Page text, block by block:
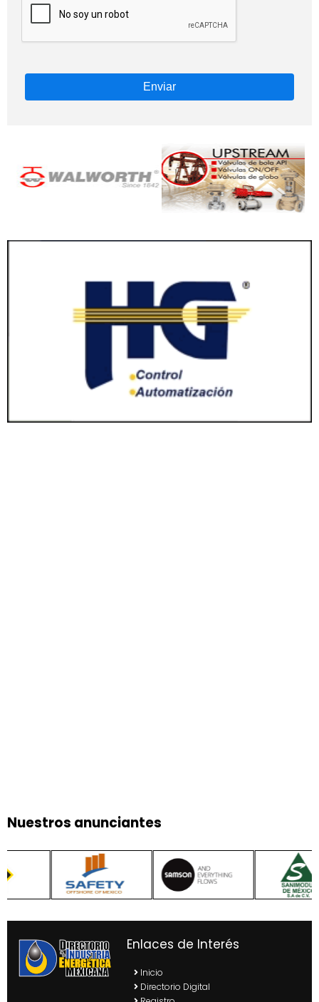
Enviar
Nuestros anunciantes
Enlaces de Interés
Inicio
Directorio Digital